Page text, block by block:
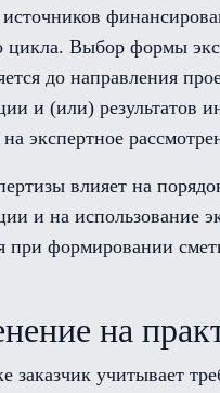
источников
цикла. Выбор формы
до направления
и (или) результатов
экспертное
влияет на
и на использование
при формировании
на
заказчик учитывает